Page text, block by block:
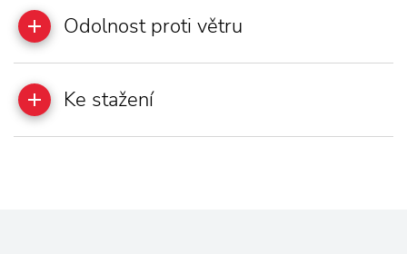
Odolnost proti větru
Ke stažení